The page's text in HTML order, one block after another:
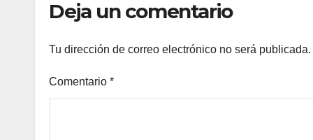
Deja un comentario
Tu dirección de correo electrónico no será publicada.
Comentario *